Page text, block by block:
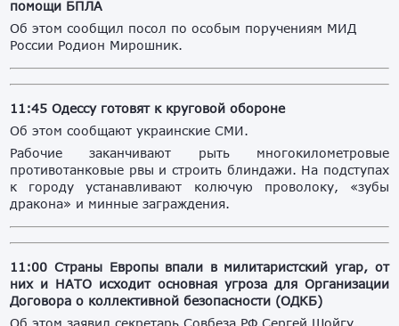
помощи БПЛА
Об этом сообщил посол по особым поручениям МИД
России Родион Мирошник.
11:45 Одессу готовят к круговой обороне
Об этом сообщают украинские СМИ.
Рабочие заканчивают рыть многокилометровые
противотанковые рвы и строить блиндажи. На подступах
к городу устанавливают колючую проволоку, «зубы
дракона» и минные заграждения.
11:00 Страны Европы впали в милитаристский угар, от
них и НАТО исходит основная угроза для Организации
Договора о коллективной безопасности (ОДКБ)
Об этом заявил секретарь Совбеза РФ Сергей Шойгу.